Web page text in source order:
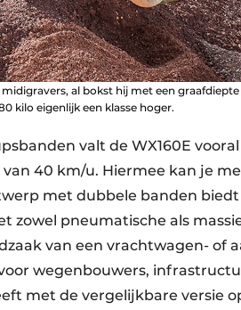
al bokst hij met een
kilo eigenlijk een klasse hoger.
valt de WX160E
40 km/u. Hiermee kan je
met dubbele banden
zowel pneumatische als
van een vrachtwagen- of
wegenbouwers,
met de vergelijkbare versie